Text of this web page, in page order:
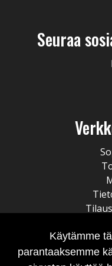
Seuraa
Käytämme
parantaaksemme